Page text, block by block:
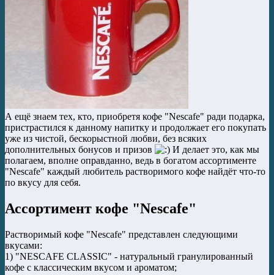
А ещё знаем тех, кто, приобретя кофе "Nescafe" ради подарка,
пристрастился к данному напитку и продолжает его покупать
уже из чистой, бескорыстной любви, без всяких
дополнительных бонусов и призов
И делает это, как мы
полагаем, вполне оправданно, ведь в богатом ассортименте
"Nescafe" каждый любитель растворимого кофе найдёт что-то
по вкусу для себя.
Ассортимент кофе "Nescafe"
Растворимый кофе "Nescafe" представлен следующими
вкусами:
1) "NESCAFE CLASSIC" - натуральный гранулированный
кофе с классическим вкусом и ароматом;